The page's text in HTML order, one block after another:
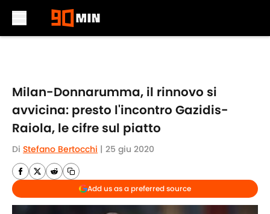
Milan-Donnarumma, il rinnovo si
avvicina: presto l'incontro Gazidis-
Raiola, le cifre sul piatto
Di Stefano Bertocchi | 25 giu 2020
Add us as a preferred source